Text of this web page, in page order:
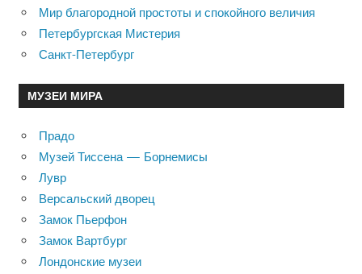
Мир благородной простоты и спокойного величия
Петербургская Мистерия
Санкт-Петербург
МУЗЕИ МИРА
Прадо
Музей Тиссена — Борнемисы
Лувр
Версальский дворец
Замок Пьерфон
Замок Вартбург
Лондонские музеи